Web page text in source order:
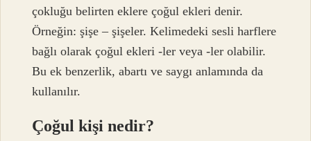
çokluğu belirten eklere çoğul ekleri denir.
Örneğin: şişe – şişeler. Kelimedeki sesli harflere
bağlı olarak çoğul ekleri -ler veya -ler olabilir.
Bu ek benzerlik, abartı ve saygı anlamında da
kullanılır.
Çoğul kişi nedir?